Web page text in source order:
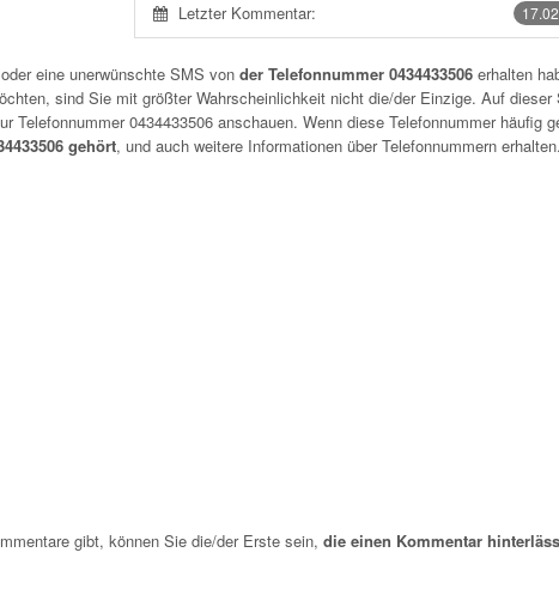
Letzter Kommentar:
eine unerwünschte SMS von der Telefonnummer 0434433506 erhalten
sind Sie mit größter Wahrscheinlichkeit nicht die/der Einzige. Auf dieser
Telefonnummer0434433506 anschauen. Wenn diese Telefonnummer häufig
gehört, und auch weitere Informationen über Telefonnummern
gibt, können Sie die/der Erste sein, die einen Kommentar